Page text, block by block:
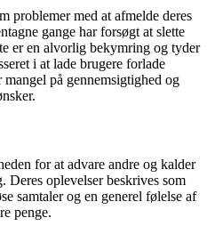
problemer med at afmelde deres
gange har forsøgt at slette
er en alvorlig bekymring og tyder
i at lade brugere forlade
på gennemsigtighed og
for at advare andre og kalder
oplevelser beskrives som
samtaler og en generel følelse af
penge.